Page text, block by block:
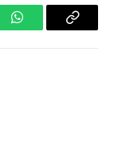
WhatsAppCopy